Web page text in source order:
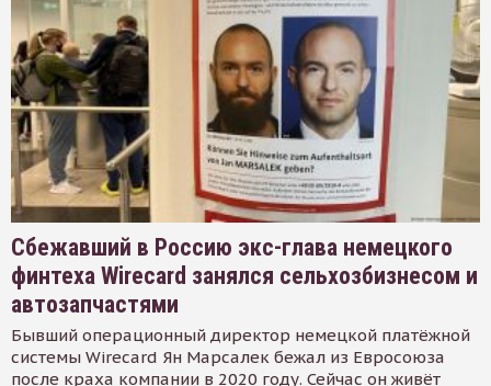
Сбежавший в Россию экс-глава немецкого
финтеха Wirecard занялся сельхозбизнесом и
автозапчастями
Бывший операционный директор немецкой платёжной
системы Wirecard Ян Марсалек бежал из Евросоюза
после краха компании в 2020 году. Сейчас он живёт